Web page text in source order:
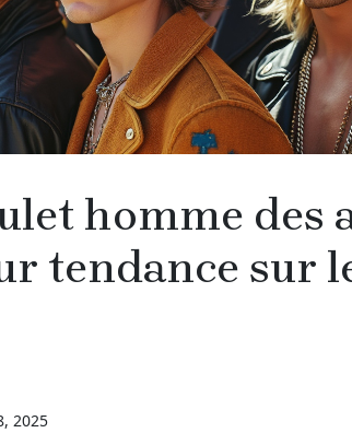
homme des
tendance sur
2025